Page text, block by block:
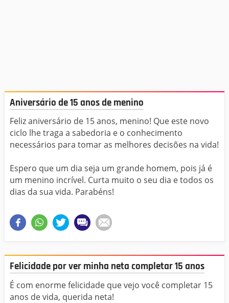
Aniversário de 15 anos de menino
Feliz aniversário de 15 anos, menino! Que este novo
ciclo lhe traga a sabedoria e o conhecimento
necessários para tomar as melhores decisões na vida!
Espero que um dia seja um grande homem, pois já é
um menino incrível. Curta muito o seu dia e todos os
dias da sua vida. Parabéns!
Felicidade por ver minha neta completar 15 anos
É com enorme felicidade que vejo você completar 15
anos de vida, querida neta!